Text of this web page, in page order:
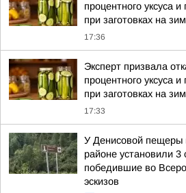
процентного уксуса
при заготовках на
17:36
Эксперт призвала
процентного уксуса
при заготовках на
17:33
У Денисовой пещеры
районе установили 3
победившие во
эскизов